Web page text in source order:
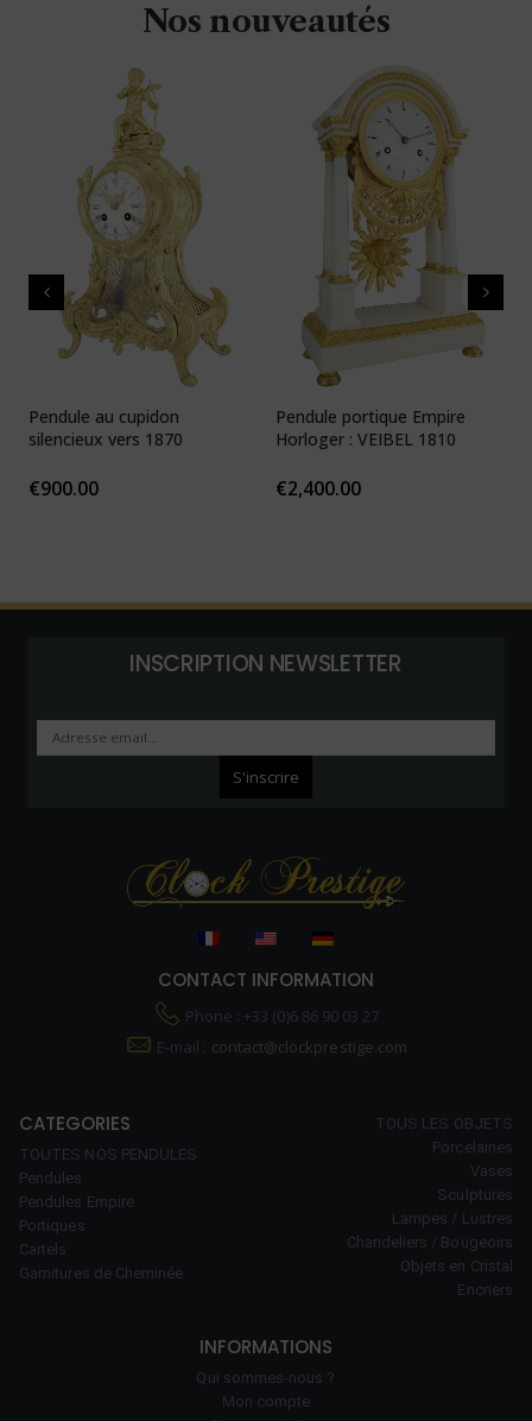
Nos nouveautés
Pendule au cupidon
silencieux vers 1870
€900.00
Pendule portique Empire
Horloger : VEIBEL 1810
€2,400.00
INSCRIPTION NEWSLETTER
CONTACT INFORMATION
Phone : +33 (0)6 86 90 03 27
E-mail : contact@clockprestige.com
CATEGORIES
TOUTES NOS PENDULES
Pendules
Pendules Empire
Portiques
Cartels
Garnitures de Cheminée
TOUS LES OBJETS
Porcelaines
Vases
Sculptures
Lampes / Lustres
Chandeliers / Bougeoirs
Objets en Cristal
Encriers
INFORMATIONS
Qui sommes-nous ?
Mon compte